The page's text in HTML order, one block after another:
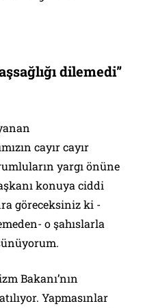
dilemedi”
cayır cayır
yargı önüne
konuya ciddi
göreceksiniz ki -
o şahıslarla
Bakanı’nın
Yapmasınlar